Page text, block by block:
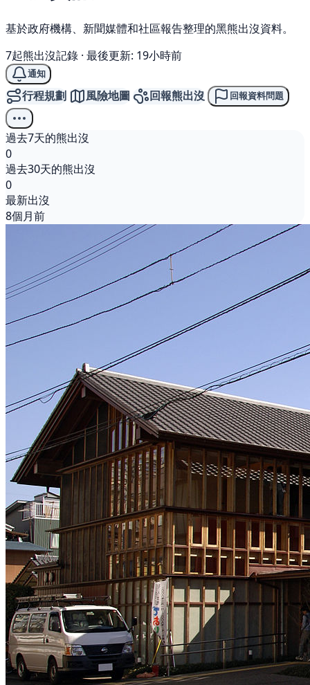
基於政府機構、新聞媒體和社區報告整理的黑熊出沒資料。
7起熊出沒記錄 · 最後更新: 19小時前
通知
行程規劃 風險地圖 回報熊出沒 回報資料問題
過去7天的熊出沒
0
過去30天的熊出沒
0
最新出沒
8個月前